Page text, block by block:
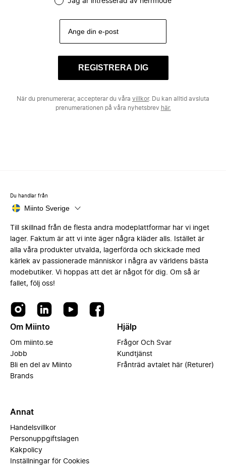
REGISTRERA DIG
När du prenumererar, accepterar du våra villkor. Du kan alltid avsluta
prenumerationen på våra nyhetsbrev här.
Du handlar från
Miinto Sverige
Till skillnad från de flesta andra modeplattformar har vi inget
lager. Faktum är att vi inte äger några kläder alls. Istället är
alla våra produkter utvalda, lagerförda och skickade med
kärlek av passionerade människor i några av världens bästa
modebutiker. Vi hoppas att det är något för dig. Om så är
fallet, följ oss!
Om Miinto
Om miinto.se
Jobb
Bli en del av Miinto
Brands
Hjälp
Frågor Och Svar
Kundtjänst
Frånträd avtalet här (Returer)
Annat
Handelsvillkor
Personuppgiftslagen
Kakpolicy
Inställningar för Cookies